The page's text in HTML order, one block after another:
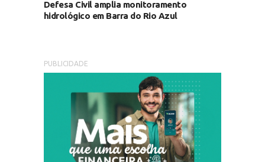
Defesa Civil amplia monitoramento
hidrológico em Barra do Rio Azul
PUBLICIDADE